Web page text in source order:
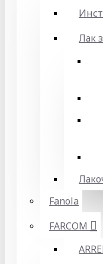
Лак
Fanola
FARCOM